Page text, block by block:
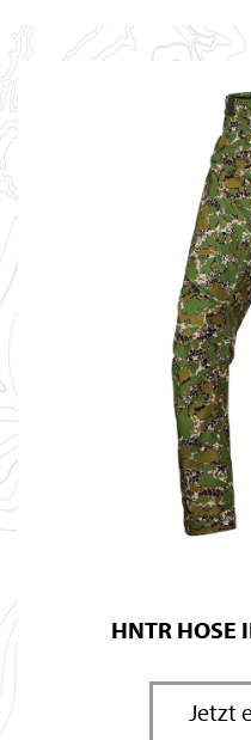
HNTR HOSE
Jetzt